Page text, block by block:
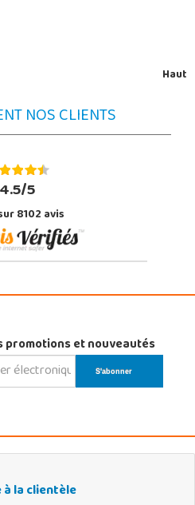
Haut
NOS CLIENTS
4.5/5
8102 avis
promotions et nouveautés
la clientèle